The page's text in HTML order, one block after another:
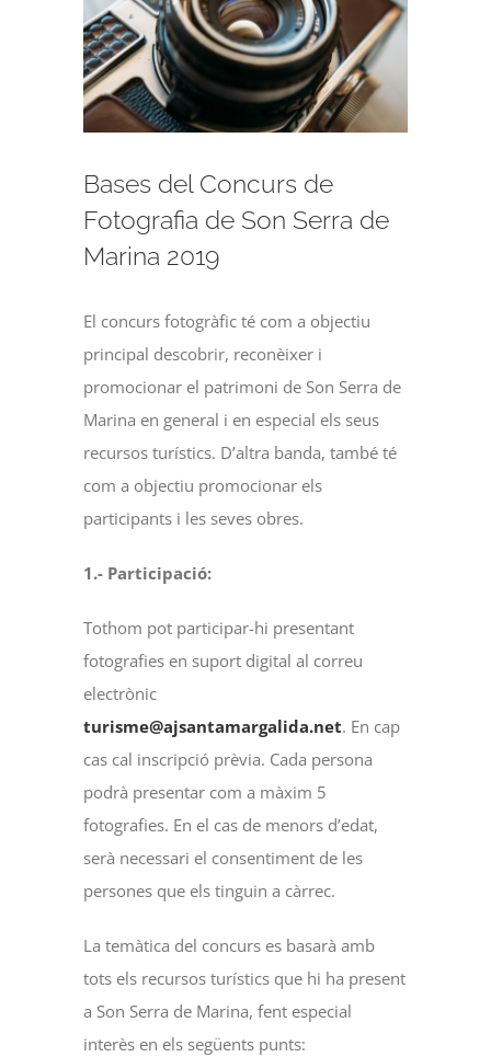
Bases del Concurs de
Fotografia de Son Serra de
Marina 2019
El concurs fotogràfic té com a objectiu
principal descobrir, reconèixer i
promocionar el patrimoni de Son Serra de
Marina en general i en especial els seus
recursos turístics. D’altra banda, també té
com a objectiu promocionar els
participants i les seves obres.
1.- Participació:
Tothom pot participar-hi presentant
fotografies en suport digital al correu
electrònic
turisme@ajsantamargalida.net. En cap
cas cal inscripció prèvia. Cada persona
podrà presentar com a màxim 5
fotografies. En el cas de menors d’edat,
serà necessari el consentiment de les
persones que els tinguin a càrrec.
La temàtica del concurs es basarà amb
tots els recursos turístics que hi ha present
a Son Serra de Marina, fent especial
interès en els següents punts: